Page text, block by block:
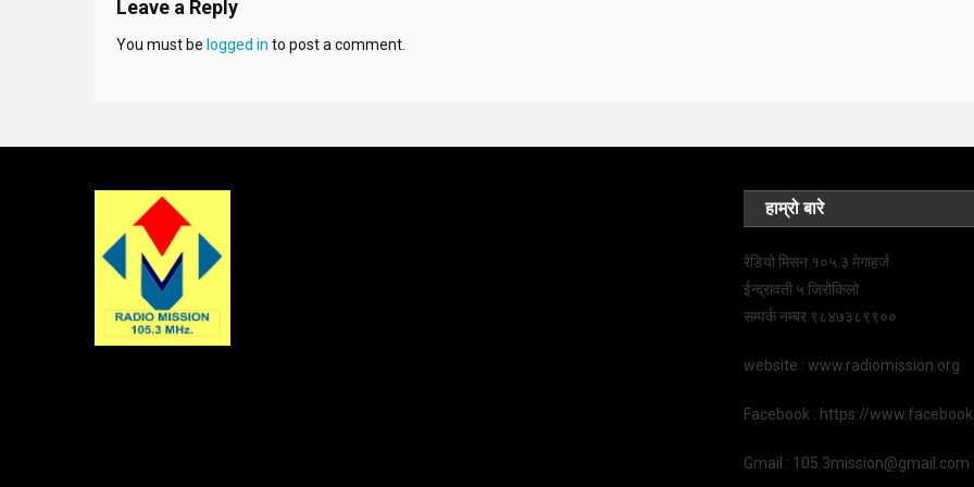
Leave a Reply
You must be logged in to post a comment.
हाम्रो बारे
रेडियो मिसन १०५.३ मेगाहर्ज
ईन्द्रावती ५ जिरोकिलो
सम्पर्क नम्बर ९८४७३८९९००
website : www.radiomission.org
Facebook : https://
Gmail : 105.3mission@gmail.com